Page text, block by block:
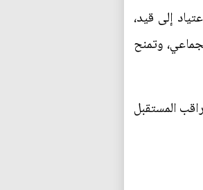
إلى قيد،
وتمنح
المستقبل